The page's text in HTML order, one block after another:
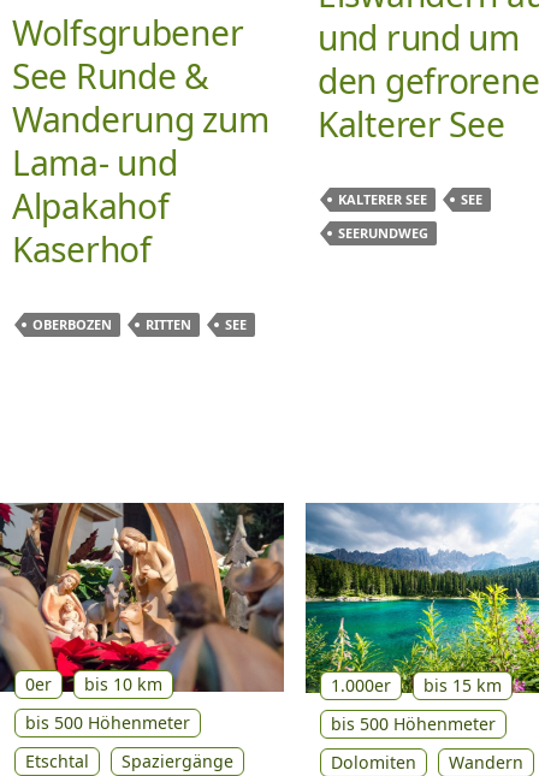
Wolfsgrubener
See Runde &
Wanderung zum
Lama- und
Alpakahof
Kaserhof
OBERBOZEN RITTEN SEE
und rund um
den
Kalterer See
KALTERER SEE
SEE
SEERUNDWEG
0er
bis 10 km
bis 500 Höhenmeter
Etschtal
Spaziergänge
1.000er
bis 15 km
bis 500 Höhenmeter
Dolomiten
Wandern